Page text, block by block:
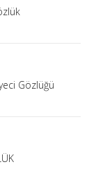
Gözlüğü